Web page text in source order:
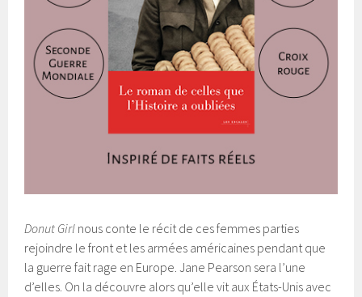
Donut Girl nous conte le récit de ces femmes parties
rejoindre le front et les armées américaines pendant que
la guerre fait rage en Europe. Jane Pearson sera l’une
d’elles. On la découvre alors qu’elle vit aux États-Unis avec